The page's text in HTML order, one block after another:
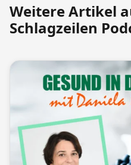
Weitere Artikel
Schlagzeilen